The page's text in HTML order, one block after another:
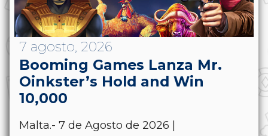
7 agosto, 2026
Booming Games Lanza Mr.
Oinkster’s Hold and Win
10,000
Malta.- 7 de Agosto de 2026 |